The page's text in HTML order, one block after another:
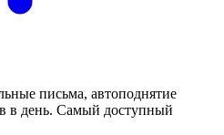
письма, автоподнятие
в день. Самый доступный